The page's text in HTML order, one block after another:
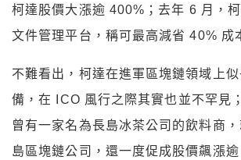
柯達股價大漲逾 400%；去年 6 月，
文件管理平台，稱可最高減省 40% 成
不難看出，柯達在進軍區塊鏈領域上
備，在 ICO 風行之際其實也並不罕見
曾有一家名為長島冰茶公司的飲料商
島區塊鏈公司，還一度促成股價飆漲